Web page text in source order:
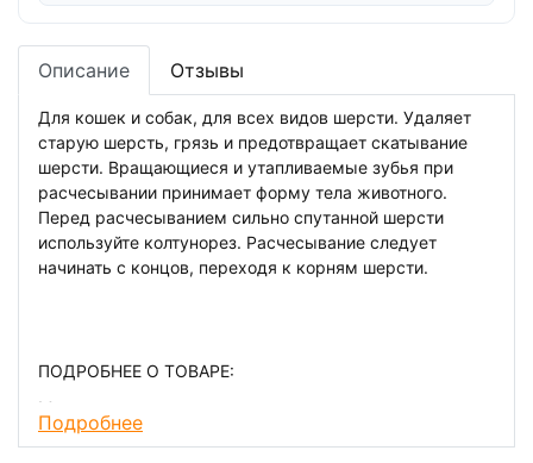
Описание Отзывы
Для кошек и собак, для всех видов шерсти. Удаляет
старую шерсть, грязь и предотвращает скатывание
шерсти. Вращающиеся и утапливаемые зубья при
расчесывании принимает форму тела животного.
Перед расчесыванием сильно спутанной шерсти
используйте колтунорез. Расчесывание следует
начинать с концов, переходя к корням шерсти.
ПОДРОБНЕЕ О ТОВАРЕ:
Материал: нерж. сталь, пластик, резина.
Подробнее